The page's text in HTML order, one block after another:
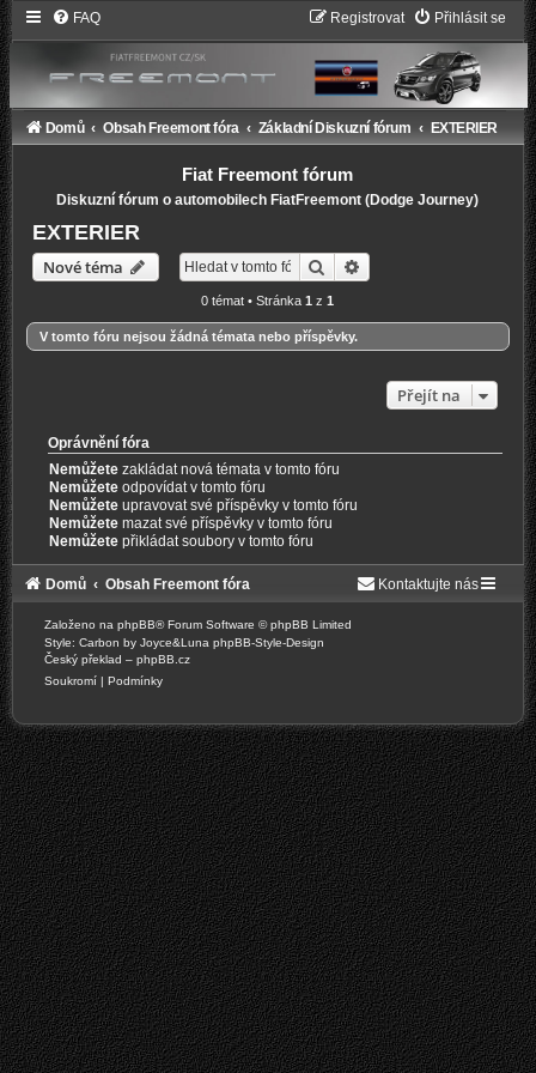
FAQ Přihlásit se
Registrovat
Domů Obsah Freemont fóra Základní Diskuzní fórum EXTERIER
Fiat Freemont fórum
Diskuzní fórum o automobilech FiatFreemont (Dodge Journey)
EXTERIER
Nové téma Hledat
0 témat • Stránka1 z1
V tomto fóru nejsou žádná témata nebo příspěvky.
Přejít na
Oprávnění fóra
Nemůžete zakládat nová témata v tomto fóru
Nemůžete odpovídat v tomto fóru
Nemůžete upravovat své příspěvky v tomto fóru
Nemůžete mazat své příspěvky v tomto fóru
Nemůžete přikládat soubory v tomto fóru
Domů Obsah Freemont fóra Kontaktujte nás
Založeno na phpBB® Forum Software © phpBB Limited
Style: Carbon by Joyce&Luna phpBB-Style-Design
Český překlad – phpBB.cz
Soukromí | Podmínky